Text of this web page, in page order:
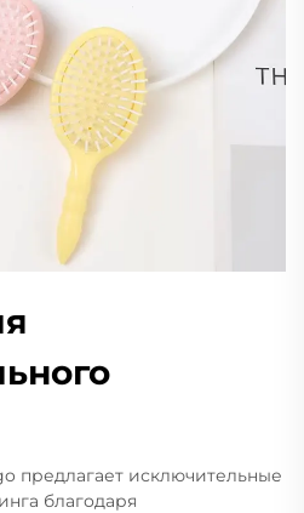
предлагает исключительные
благодаря